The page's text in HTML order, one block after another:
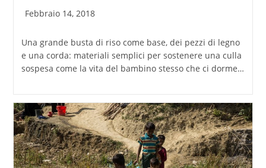
Articolo
Febbraio 14, 2018
Una grande busta di riso come base, dei pezzi di legno
e una corda: materiali semplici per sostenere una culla
sospesa come la vita del bambino stesso che ci dorme…